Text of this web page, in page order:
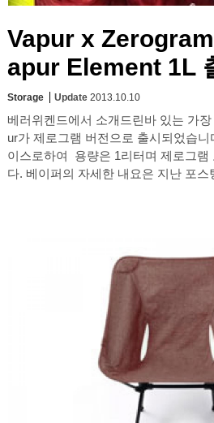
Vapur x
apur Element 1L
Storage Update 2013.10.10
베러위켄드에서 소개드린바 있는 가
ur가 제로그램 버전으로 출시되었습
이스로하여 용량은 1리터며 제로그램
다. 베이퍼의 자세한 내요은 지난 포